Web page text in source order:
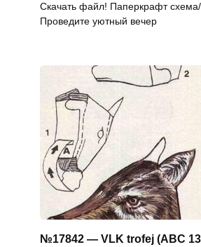
Скачать файл! Паперкрафт схема/
Проведите уютный вечер
№17842 — VLK trofej (ABC